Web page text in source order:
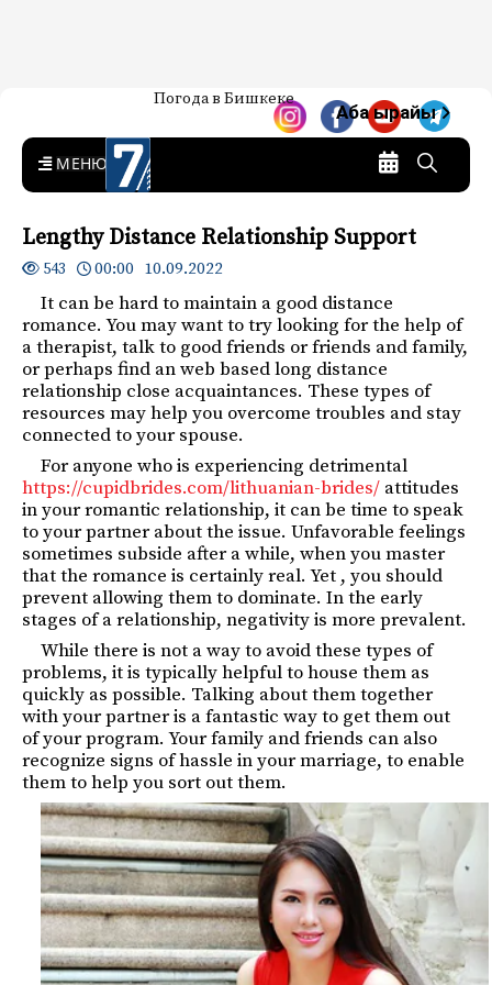
7-канал. Жаңылыктар —
Кыргызстан
Жаңылыктар — Кыргызстан
Погода в Бишкеке
Аба ырайы
MENU
Lengthy Distance Relationship Support
543 00:00 10.09.2022
It can be hard to maintain a good distance
romance. You may want to try looking for the help of
a therapist, talk to good friends or friends and family,
or perhaps find an web based long distance
relationship close acquaintances. These types of
resources may help you overcome troubles and stay
connected to your spouse.
For anyone who is experiencing detrimental
https://cupidbrides.com/lithuanian-brides/ attitudes
in your romantic relationship, it can be time to speak
to your partner about the issue. Unfavorable feelings
sometimes subside after a while, when you master
that the romance is certainly real. Yet , you should
prevent allowing them to dominate. In the early
stages of a relationship, negativity is more prevalent.
While there is not a way to avoid these types of
problems, it is typically helpful to house them as
quickly as possible. Talking about them together
with your partner is a fantastic way to get them out
of your program. Your family and friends can also
recognize signs of hassle in your marriage, to enable
them to help you sort out them.